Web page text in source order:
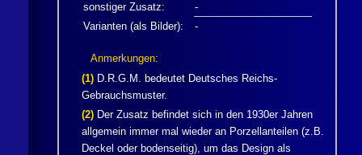
sonstiger Zusatz:
-
Varianten (als Bilder):
-
Anmerkungen:
(1) D.R.G.M. bedeutet Deutsches Reichs-
Gebrauchsmuster.
(2) Der Zusatz befindet sich in den 1930er Jahren
allgemein immer mal wieder an Porzellanteilen (z.B.
Deckel oder bodenseitig), um das Design als